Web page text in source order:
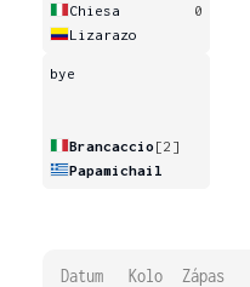
Chiesa
0
Lizarazo
bye
Brancaccio [2]
Papamichail
Datum Kolo Zápas